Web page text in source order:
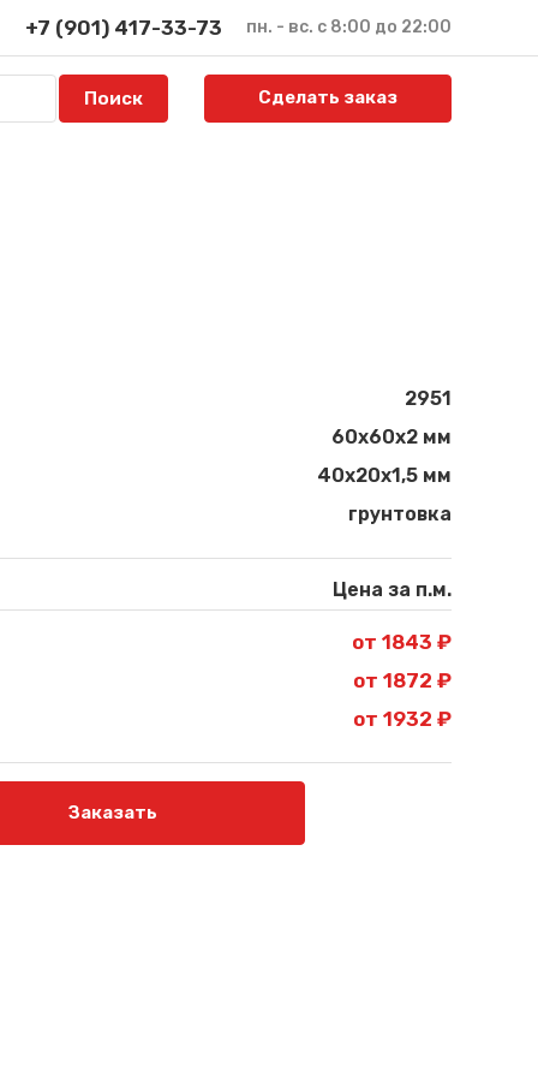
+7 (901) 417-33-73 пн. - вс. с 8:00 до 22:00
Сделать заказ
2951
60х60х2 мм
40х20х1,5 мм
грунтовка
Цена за п.м.
от 1843 ₽
от 1872 ₽
от 1932 ₽
Заказать